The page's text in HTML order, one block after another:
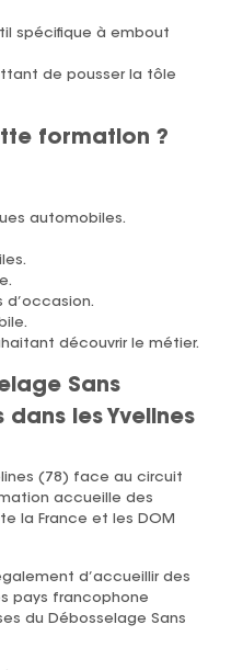
spécifique à embout
de pousser la tôle
formation ?
automobiles.
d’occasion.
découvrir le métier.
Sans
dans les Yvelines
(78) face au circuit
accueille des
la France et les DOM
d’accueillir des
pays francophone
du Débosselage Sans